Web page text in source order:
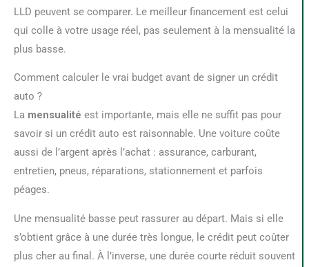
LLD peuvent se comparer. Le meilleur financement est celui
qui colle à votre usage réel, pas seulement à la mensualité la
plus basse.
Comment calculer le vrai budget avant de signer un crédit
auto ?
La mensualité est importante, mais elle ne suffit pas pour
savoir si un crédit auto est raisonnable. Une voiture coûte
aussi de l’argent après l’achat : assurance, carburant,
entretien, pneus, réparations, stationnement et parfois
péages.
Une mensualité basse peut rassurer au départ. Mais si elle
s’obtient grâce à une durée très longue, le crédit peut coûter
plus cher au final. À l’inverse, une durée courte réduit souvent